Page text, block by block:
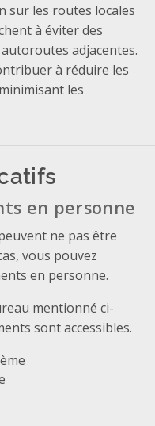
sur les routes locales
à éviter des
adjacentes.
à réduire les
les
en personne
ne pas être
vous pouvez
en personne.
mentionné ci-
sont accessibles.